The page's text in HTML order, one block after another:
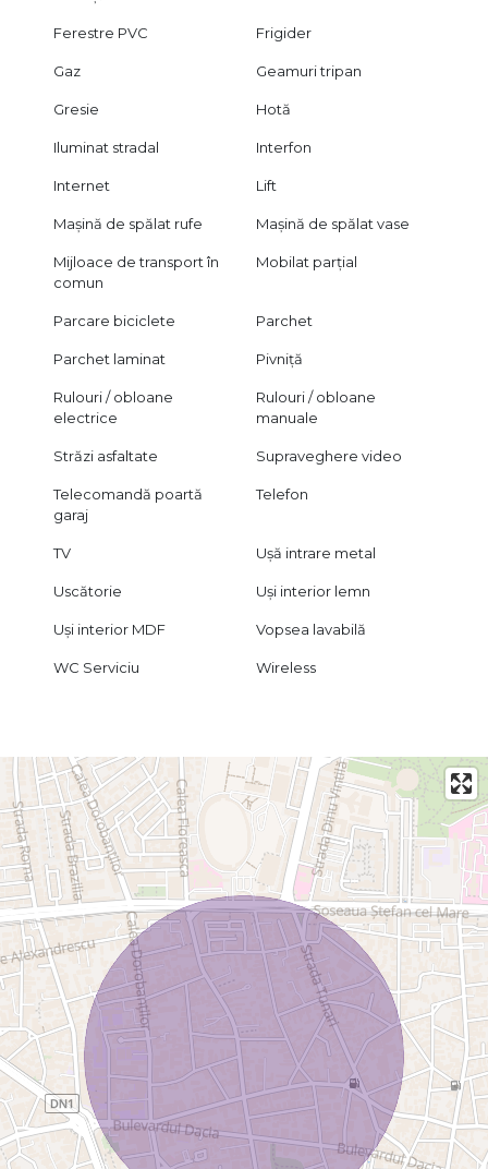
Ferestre PVC Frigider
Gaz Geamuri tripan
Gresie Hotă
Iluminat stradal Interfon
Internet Lift
Mașină de spălat rufe Mașină de spălat vase
Mijloace de transport în
comun
Mobilat parțial
Parcare biciclete Parchet
Parchet laminat Pivniță
Rulouri / obloane
electrice
Rulouri / obloane
manuale
Străzi asfaltate Supraveghere video
Telecomandă poartă
garaj
Telefon
TV Ușă intrare metal
Uscătorie Uși interior lemn
Uși interior MDF Vopsea lavabilă
WC Serviciu Wireless